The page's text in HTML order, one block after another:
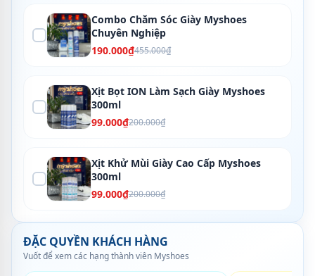
Combo Chăm Sóc Giày Myshoes
Chuyên Nghiệp
190.000₫455.000₫
Xịt Bọt ION Làm Sạch Giày Myshoes
300ml
99.000₫200.000₫
Xịt Khử Mùi Giày Cao Cấp Myshoes
300ml
99.000₫200.000₫
ĐẶC QUYỀN KHÁCH HÀNG
Vuốt để xem các hạng thành viên Myshoes